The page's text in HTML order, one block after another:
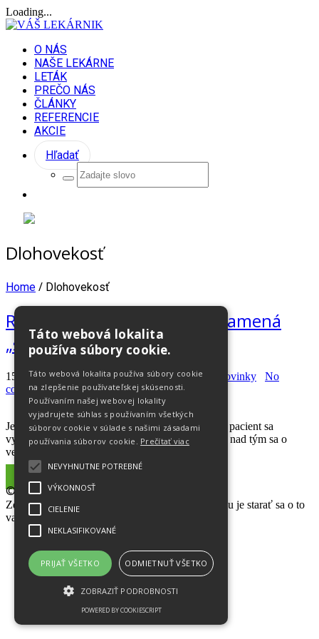
Loading...
O NÁS
NAŠE LEKÁRNE
LETÁK
PREČO NÁS
ČLÁNKY
REFERENCIE
AKCIE
Hľadať
Dlohovekosť
Home / Dlohovekosť
Recept na dlhovekosť. Čo znamená
„starnúť normálne“?
15.04.2026 Natália Španková Dlohovekosť novinky
No
comments
Jedna pani z Čachtíc sa rada kúpala v krvi, druhý pacient sa
vykecával so svojím vlastným portrétom a niekde nad tým sa o
večnú mladosť usilujú kryonici a zombíci. Sedieť
Read More
© Váš Lekárnik
Zdravie je najväčším darom života, našou prioritou je starať sa o to
vaše.
Táto webová lokalita
používa súbory cookie.
Táto webová lokalita používa súbory cookie
na zlepšenie používateľskej skúsenosti.
Používaním našej webovej lokality
vyjadrujete súhlas s používaním všetkých
súborov cookie v súlade s našimi zásadami
používania súborov cookie. Prečítať viac
NEVYHNUTNE POTREBNÉ
VÝKONNOSŤ
CIELENIE
NEKLASIFIKOVANÉ
PRIJAŤ VŠETKO ODMIETNUŤ VŠETKO
ZOBRAZIŤ PODROBNOSTI
POWERED BY COOKIESCRIPT